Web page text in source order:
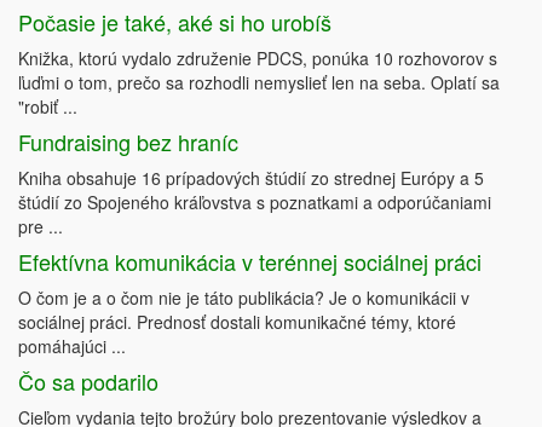
Počasie je také, aké si ho urobíš
Knižka, ktorú vydalo združenie PDCS, ponúka 10 rozhovorov s
ľuďmi o tom, prečo sa rozhodli nemyslieť len na seba. Oplatí sa
"robiť ...
Fundraising bez hraníc
Kniha obsahuje 16 prípadových štúdií zo strednej Európy a 5
štúdií zo Spojeného kráľovstva s poznatkami a odporúčaniami
pre ...
Efektívna komunikácia v terénnej sociálnej práci
O čom je a o čom nie je táto publikácia? Je o komunikácii v
sociálnej práci. Prednosť dostali komunikačné témy, ktoré
pomáhajúci ...
Čo sa podarilo
Cieľom vydania tejto brožúry bolo prezentovanie výsledkov a